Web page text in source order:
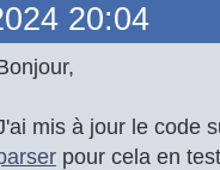
20:04
mis à jour le code
pour cela en